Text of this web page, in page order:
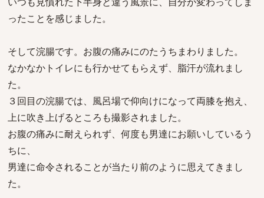
ったことを感じました。
そして浣腸です。お腹の痛みにのたうちまわりました。
なかなかトイレにも行かせてもらえず、脂汗が流れまし
た。
３回目の浣腸では、風呂場で仰向けになって両膝を抱え、
上に吹き上げるところも撮影されました。
お腹の痛みに耐えられず、何度も男達にお願いしているう
ちに、
男達に命令されることが当たり前のように思えてきまし
た。